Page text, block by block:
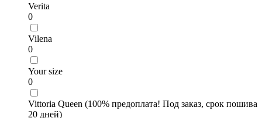
Verita
0
Vilena
0
Your size
0
Vittoria Queen (100% предоплата! Под заказ, срок пошива
20 дней)